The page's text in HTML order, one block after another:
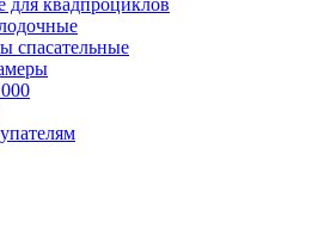
спасательные